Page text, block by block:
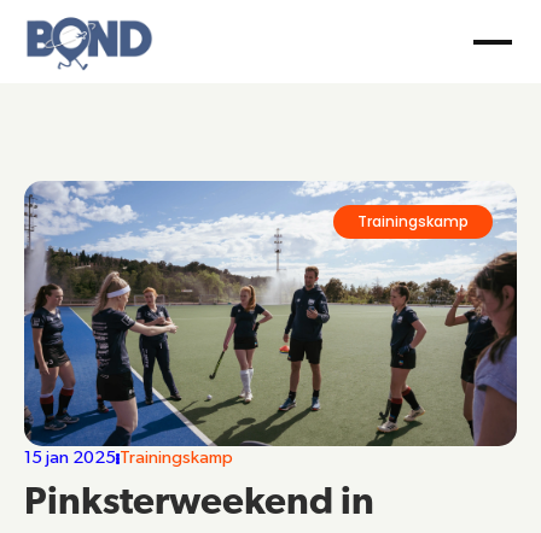
Trainingskamp
15 jan 2025 Trainingskamp
Pinksterweekend in